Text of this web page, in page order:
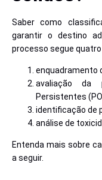
Saber como
garantir o destino
processo segue
enquadramento
avaliação da
Persistentes
identificação de
análise de
Entenda mais sobre
a seguir.